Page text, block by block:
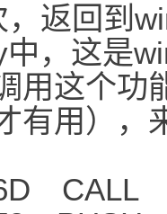
返回到
中，这是
用这个功
有用），
CALL